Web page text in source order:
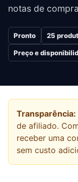
notas de
Pronto 25
Preço e
Transparência:
de afiliado.
receber uma
sem custo